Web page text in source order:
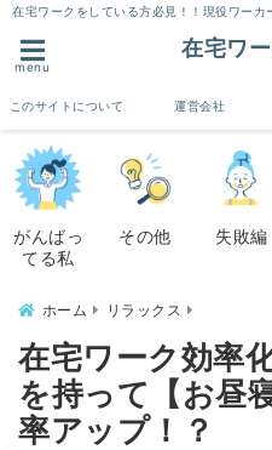
在宅ワークをしている方必見！！現役ワーカ
menu
在宅ワ
このサイトについて 運営会社
がんばっ
てる私
その他 失敗編
ホーム リラックス
在宅ワーク効率
を持って【お昼
率アップ！？